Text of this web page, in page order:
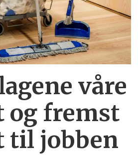
våre
og fremst
til jobben